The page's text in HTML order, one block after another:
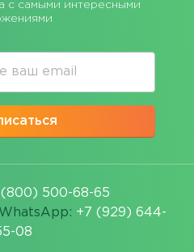
с самыми интересными
500-68-65
WhatsApp: +7 (929) 644-
08